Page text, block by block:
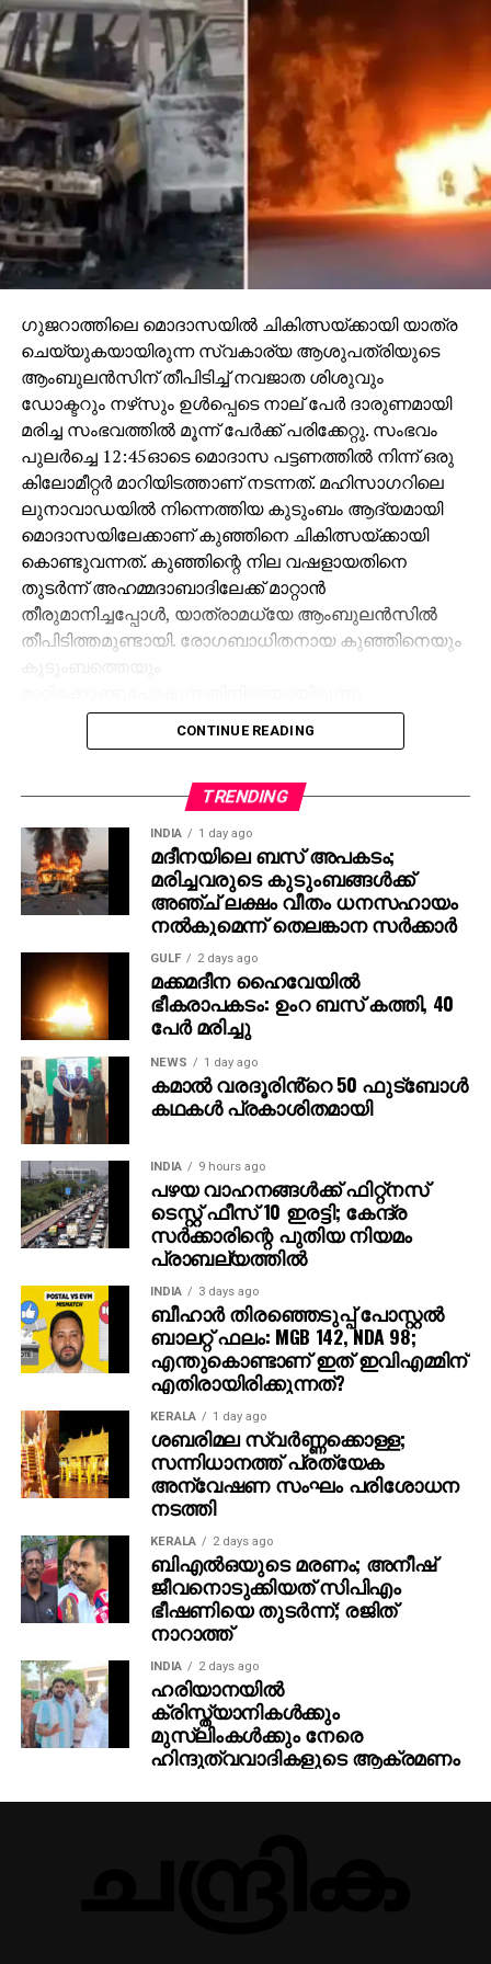
ചെലവേറിയതാക്കിയതിനാല്‍, അവ മാറ്റി പുതിയ
മോഡലുകള്‍ വാങ്ങാന്‍ ഉടമകള്‍
നിര്‍ബന്ധിതരാകുമെന്നും വിലയിരുത്തപ്പെടുന്നു.പുതിയ
ഫീസ് രാജ്യത്തുടനീളം ഉടന്‍ പ്രാബല്യത്തില്‍ വന്നു.
ഗുജറാത്തിലെ മൊദാസയില്‍ ചികിത്സയ്ക്കായി യാത്ര
ചെയ്യുകയായിരുന്ന സ്വകാര്യ ആശുപത്രിയുടെ
ആംബുലന്‍സിന് തീപിടിച്ച് നവജാത ശിശുവും
ഡോക്ടറും നഴ്‌സും ഉള്‍പ്പെടെ നാല് പേര്‍ ദാരുണമായി
മരിച്ച സംഭവത്തില്‍ മൂന്ന് പേര്‍ക്ക് പരിക്കേറ്റു. സംഭവം
പുലര്‍ച്ചെ 12:45ഓടെ മൊദാസ പട്ടണത്തില്‍ നിന്ന് ഒരു
കിലോമീറ്റര്‍ മാറിയിടത്താണ് നടന്നത്. മഹിസാഗറിലെ
ലുനാവാഡയില്‍ നിന്നെത്തിയ കുടുംബം ആദ്യമായി
മൊദാസയിലേക്കാണ് കുഞ്ഞിനെ ചികിത്സയ്ക്കായി
കൊണ്ടുവന്നത്. കുഞ്ഞിന്റെ നില വഷളായതിനെ
തുടര്‍ന്ന് അഹമ്മദാബാദിലേക്ക് മാറ്റാന്‍
തീരുമാനിച്ചപ്പോള്‍, യാത്രാമധ്യേ ആംബുലന്‍സില്‍
തീപിടിത്തമുണ്ടായി. രോഗബാധിതനായ കുഞ്ഞിനെയും
അപകടമെന്ന് ആരവല്ലി ജില്ലാ പൊലീസ് സൂപ്രണ്ട്
മനോഹര്‍സിങ് ജഡേജ അറിയിച്ചു. തീപിടുത്തത്തിന്റെ
പരിശോധനയ്ക്ക് ശേഷം മാത്രമേ വ്യക്തമാകൂവെന്ന്
എസ്.പി കൂട്ടിച്ചേര്‍ത്തു. പരിക്കേറ്റ മൂന്ന് പേരെയും
പൊള്ളലേറ്റ് ആശുപത്രിയില്‍
പ്രവേശിപ്പിച്ചിരിക്കുകയാണ്.
CONTINUE READING
TRENDING
INDIA 1 day ago
മദീനയിലെ ബസ് അപകടം;
മരിച്ചവരുടെ കുടുംബങ്ങള്‍ക്ക്
അഞ്ച് ലക്ഷം വീതം ധനസഹായം
നല്‍കുമെന്ന് തെലങ്കാന സര്‍ക്കാര്‍
GULF 2 days ago
മക്കമദീന ഹൈവേയില്‍
ഭീകരാപകടം: ഉംറ ബസ് കത്തി, 40
പേര്‍ മരിച്ചു
NEWS 1 day ago
കമാൽ വരദൂരിൻ്റെ 50 ഫുട്ബോൾ
കഥകൾ പ്രകാശിതമായി
INDIA 9 hours ago
പഴയ വാഹനങ്ങള്‍ക്ക് ഫിറ്റ്‌നസ്
ടെസ്റ്റ് ഫീസ് 10 ഇരട്ടി; കേന്ദ്ര
സര്‍ക്കാരിന്റെ പുതിയ നിയമം
പ്രാബല്യത്തില്‍
INDIA 3 days ago
ബീഹാർ തിരഞ്ഞെടുപ്പ് പോസ്റ്റൽ
ബാലറ്റ് ഫലം: MGB 142, NDA 98;
എന്തുകൊണ്ടാണ് ഇത് ഇവിഎമ്മിന്
എതിരായിരിക്കുന്നത്?
KERALA 1 day ago
ശബരിമല സ്വര്‍ണ്ണക്കൊള്ള;
സന്നിധാനത്ത് പ്രത്യേക
അന്വേഷണ സംഘം പരിശോധന
നടത്തി
KERALA 2 days ago
ബിഎല്‍ഒയുടെ മരണം; അനീഷ്
ജീവനൊടുക്കിയത് സിപിഎം
ഭീഷണിയെ തുടര്‍ന്ന്; രജിത്
നാറാത്ത്
INDIA 2 days ago
ഹരിയാനയില്‍
ക്രിസ്ത്യാനികള്‍ക്കും
മുസ്‌ലിംകള്‍ക്കും നേരെ
ഹിന്ദുത്വവാദികളുടെ ആക്രമണം